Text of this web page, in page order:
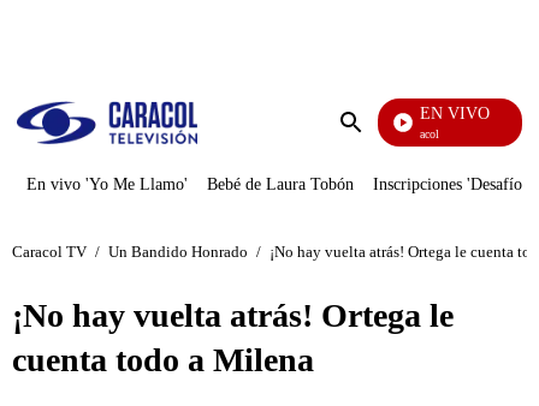
Enviar
EN VIVO
Noticias Caracol
En vivo 'Yo Me Llamo' Bebé de Laura Tobón Inscripciones 'Desafío'
Caracol TV / Un Bandido Honrado / ¡No hay vuelta atrás! Ortega le cuenta
¡No hay vuelta atrás! Ortega le
cuenta todo a Milena